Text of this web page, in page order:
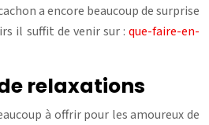
a encore beaucoup de surprise
il suffit de venir sur : que-faire-en-
relaxations
à offrir pour les amoureux de